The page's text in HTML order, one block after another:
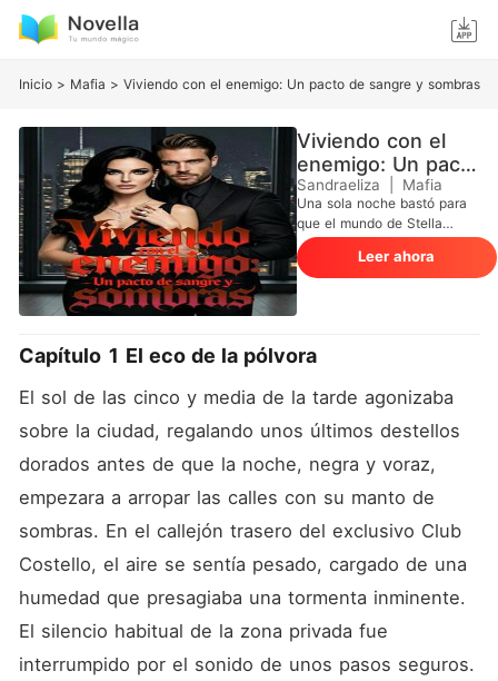
Inicio > Mafia > Viviendo con el enemigo: Un pacto de sangre y sombras
Viviendo con el
enemigo: Un pacto
de sangre y
sombras
Sandraeliza Mafia
Una sola noche bastó para
que el mundo de Stella
Costello se tiñera de rojo.
Tras la ejecución de sus
padres y su hermano, Stella
sangre y vendida como un
donde nunca imaginó: bajo
el dominio de los Malone.
Gabrielle Malone es el
heredero de un imperio
un hombre cuya arrogancia
solo es superada por su
crueldad. Él no quiere su
muerte; quiere su rendición.
sangre del pasado, Stella se
ve obligada a convivir con el
enemigo, habitando su
mansión y compartiendo su
Leer ahora
Capítulo 1 El eco de la pólvora
El sol de las cinco y media de la tarde agonizaba
sobre la ciudad, regalando unos últimos destellos
dorados antes de que la noche, negra y voraz,
empezara a arropar las calles con su manto de
sombras. En el callejón trasero del exclusivo Club
Costello, el aire se sentía pesado, cargado de una
humedad que presagiaba una tormenta inminente.
El silencio habitual de la zona privada fue
interrumpido por el sonido de unos pasos seguros.